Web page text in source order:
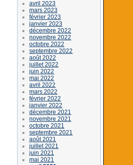
avril 2023
mars 2023
février 2023
janvier 2023
décembre 2022
novembre 2022
octobre 2022
septembre 2022
août 2022
juillet 2022
juin 2022
mai 2022
avril 2022
mars 2022
février 2022
janvier 2022
décembre 2021
novembre 2021
octobre 2021
septembre 2021
août 2021
juillet 2021
juin 2021
mai 2021